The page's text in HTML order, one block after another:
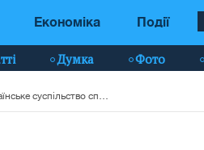
Економіка Події
Думка Фото